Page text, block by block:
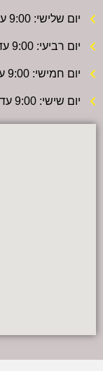
יום שלישי: 9:00 עד 17:00
יום רביעי: 9:00 עד 17:00
יום חמישי: 9:00 עד 17:00
יום שישי: 9:00 עד 12:00